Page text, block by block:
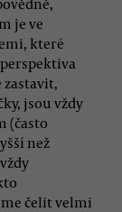
je ve
které
zastavit,
jsou vždy
(často
než
čelit velmi